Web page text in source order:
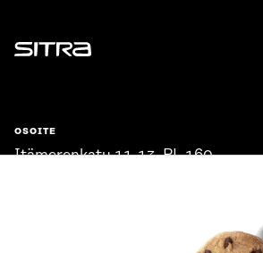
Sitra
OSOITE
Itämerenkatu 11-13, PL 160,